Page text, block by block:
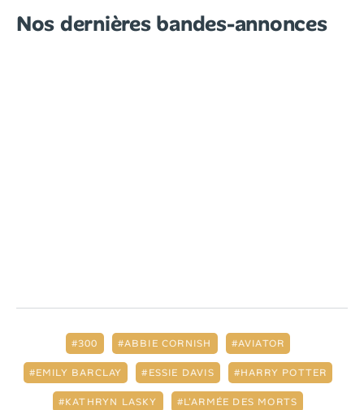
Nos dernières bandes-annonces
300 ABBIE CORNISH AVIATOR
EMILY BARCLAY ESSIE DAVIS HARRY POTTER
KATHRYN LASKY L'ARMÉE DES MORTS